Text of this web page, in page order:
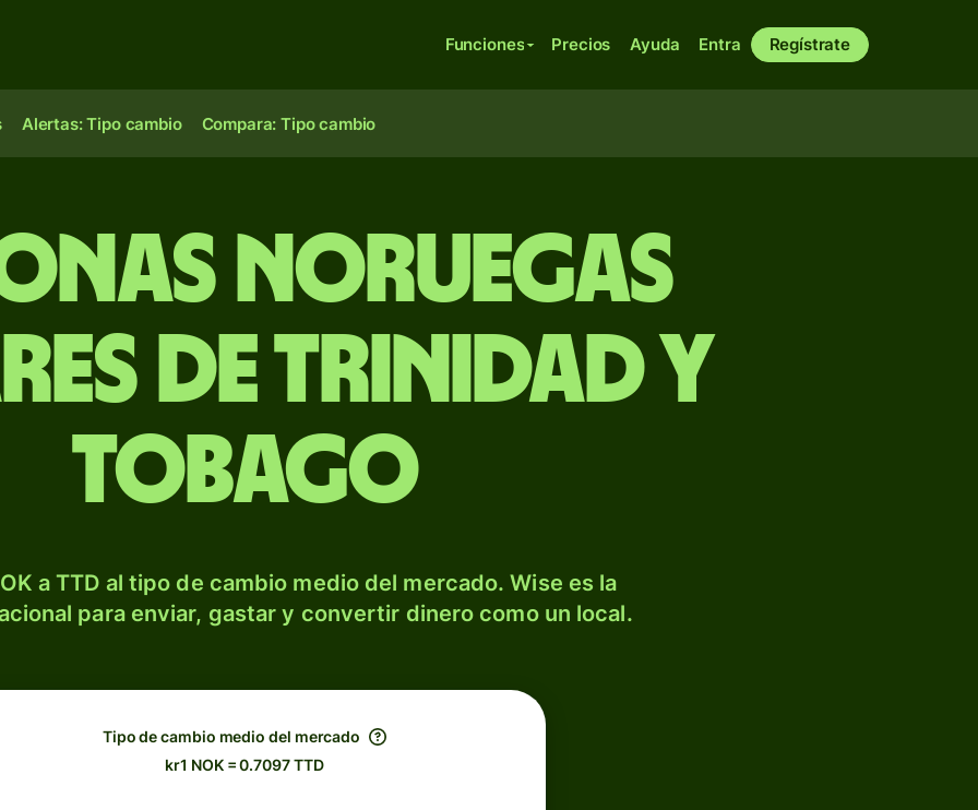
Funciones Precios Ayuda Entra Regístrate
Alertas: Tipo cambio Compara: Tipo cambio
noruegas
de Trinidad y
Tobago
a TTD al tipo de cambio medio del mercado. Wise es la
para enviar, gastar y convertir dinero como un local.
Tipo de cambio medio del mercado
kr1 NOK = 0.7097 TTD